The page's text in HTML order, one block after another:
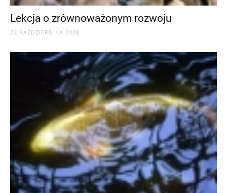
Lekcja o zrównoważonym rozwoju
22 PAŹDZIERNIKA 2008